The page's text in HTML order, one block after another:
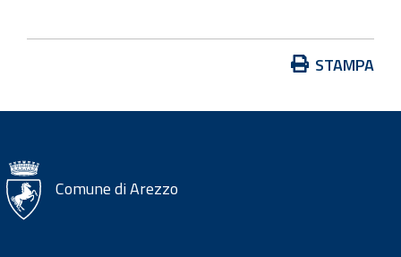
i
n
i
s
STAMPA
Comune di Arezzo